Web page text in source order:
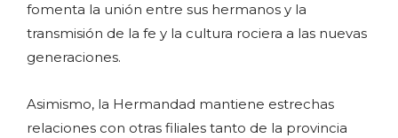
fomenta la unión entre sus hermanos y la
transmisión de la fe y la cultura rociera a las nuevas
generaciones.
Asimismo, la Hermandad mantiene estrechas
relaciones con otras filiales tanto de la provincia